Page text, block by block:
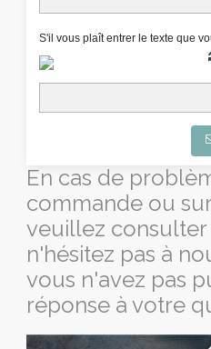
S'il vous plaît entrer le texte que
En cas de
commande ou
veuillez consulter
n'hésitez pas à
vous n'avez pas
réponse à votre